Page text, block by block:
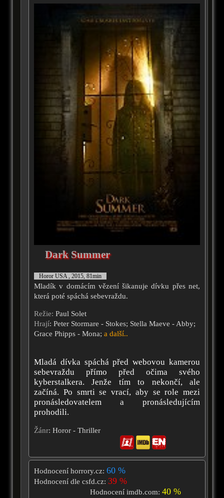
Dark Summer
Horor USA , 2015, 81min
Mladík v domácím vězení šikanuje dívku přes net,
která poté spáchá sebevraždu.
Režie: Paul Solet
Hrají: Peter Stormare - Stokes; Stella Maeve - Abby;
Grace Phipps - Mona; a další..
Mladá dívka spáchá před webovou kamerou
sebevraždu přímo před očima svého
kyberstalkera. Jenže tím to nekončí, ale
začíná. Po smrti se vrací, aby se role mezi
pronásledovatelem a pronásledujícím
prohodili.
Žánr: Horor - Thriller
Hodnocení horrory.cz: 60 %
Hodnocení dle csfd.cz: 39 %
Hodnocení imdb.com:40 %